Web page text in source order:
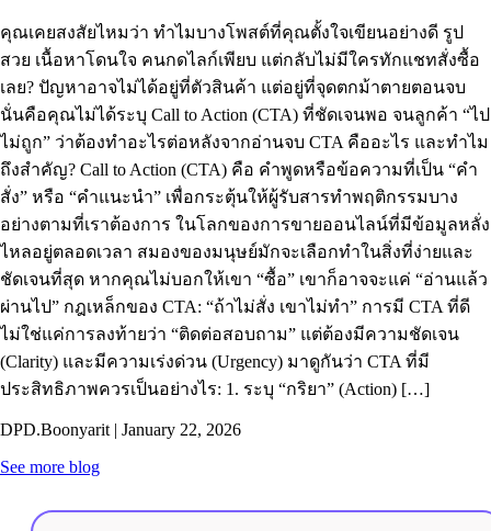
คุณเคยสงสัยไหมว่า ทำไมบางโพสต์ที่คุณตั้งใจเขียนอย่างดี รูป
สวย เนื้อหาโดนใจ คนกดไลก์เพียบ แต่กลับไม่มีใครทักแชทสั่งซื้อ
เลย? ปัญหาอาจไม่ได้อยู่ที่ตัวสินค้า แต่อยู่ที่จุดตกม้าตายตอนจบ
นั่นคือคุณไม่ได้ระบุ Call to Action (CTA) ที่ชัดเจนพอ จนลูกค้า “ไป
ไม่ถูก” ว่าต้องทำอะไรต่อหลังจากอ่านจบ CTA คืออะไร และทำไม
ถึงสำคัญ? Call to Action (CTA) คือ คำพูดหรือข้อความที่เป็น “คำ
สั่ง” หรือ “คำแนะนำ” เพื่อกระตุ้นให้ผู้รับสารทำพฤติกรรมบาง
อย่างตามที่เราต้องการ ในโลกของการขายออนไลน์ที่มีข้อมูลหลั่ง
ไหลอยู่ตลอดเวลา สมองของมนุษย์มักจะเลือกทำในสิ่งที่ง่ายและ
ชัดเจนที่สุด หากคุณไม่บอกให้เขา “ซื้อ” เขาก็อาจจะแค่ “อ่านแล้ว
ผ่านไป” กฎเหล็กของ CTA: “ถ้าไม่สั่ง เขาไม่ทำ” การมี CTA ที่ดี
ไม่ใช่แค่การลงท้ายว่า “ติดต่อสอบถาม” แต่ต้องมีความชัดเจน
(Clarity) และมีความเร่งด่วน (Urgency) มาดูกันว่า CTA ที่มี
ประสิทธิภาพควรเป็นอย่างไร: 1. ระบุ “กริยา” (Action) […]
DPD.Boonyarit | January 22, 2026
See more blog